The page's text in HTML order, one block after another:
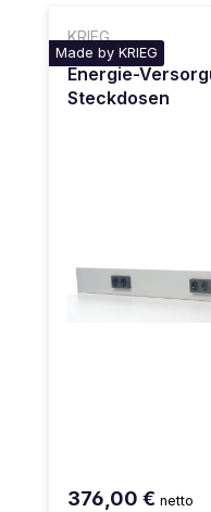
KRIEG
Made by KRIEG
Energie-
Steckdosen
376,00 € netto